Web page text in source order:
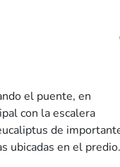
el puente, en
con la escalera
de
ubicadas en el predio.